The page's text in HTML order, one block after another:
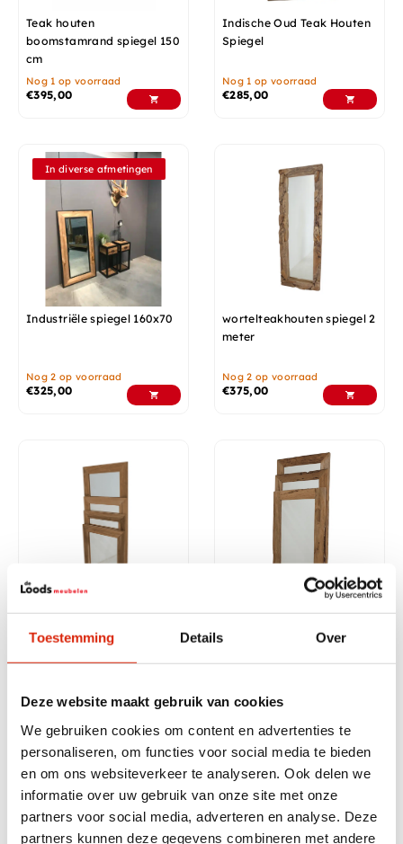
Toestemming Details Over
Deze website maakt gebruik van cookies
We gebruiken cookies om content en advertenties te
personaliseren, om functies voor social media te bieden
en om ons websiteverkeer te analyseren. Ook delen we
informatie over uw gebruik van onze site met onze
partners voor social media, adverteren en analyse. Deze
partners kunnen deze gegevens combineren met andere
Teak houten
boomstamrand spiegel 150
cm
Nog 1 op voorraad
€395,00
Indische Oud Teak Houten
Spiegel
Nog 1 op voorraad
€285,00
In diverse afmetingen
Industriële spiegel 160x70
Nog 2 op voorraad
€325,00
wortelteakhouten spiegel 2
meter
Nog 2 op voorraad
€375,00
Nieuw teakhouten spiegels Ruwe spiegel
In diverse afmetingen